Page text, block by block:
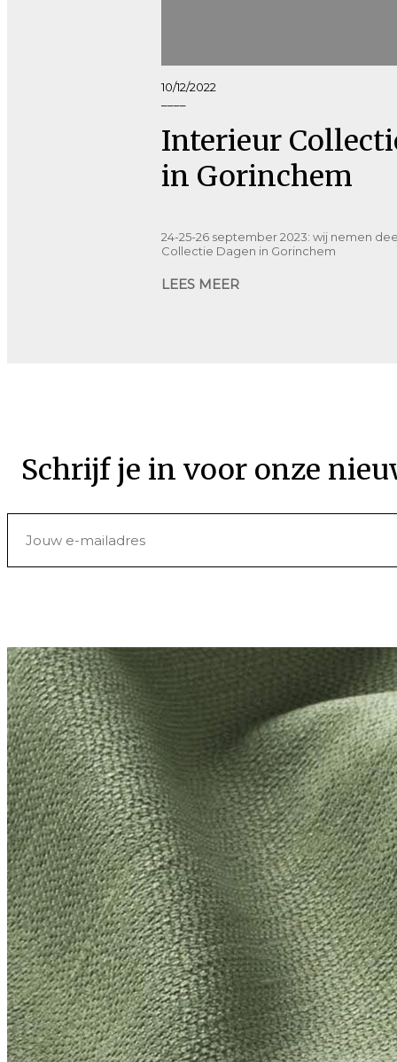
10/12/2022
Interieur
in Gorinchem
24-25-26 september 2023: wij nemen
Collectie Dagen in Gorinchem
LEES MEER
Schrijf je in voor onze